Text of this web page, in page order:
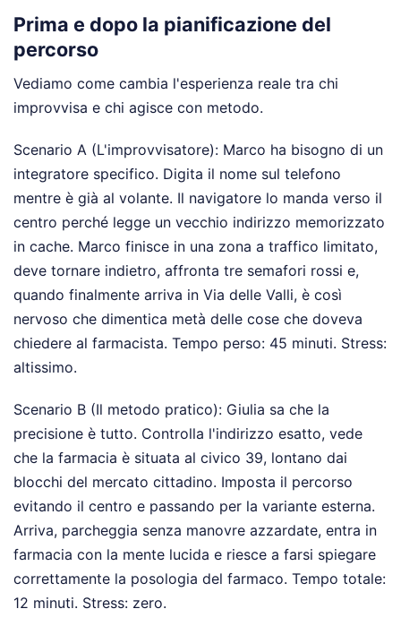
Prima e dopo la pianificazione del
percorso
Vediamo come cambia l'esperienza reale tra chi
improvvisa e chi agisce con metodo.
Scenario A (L'improvvisatore): Marco ha bisogno di un
integratore specifico. Digita il nome sul telefono
mentre è già al volante. Il navigatore lo manda verso il
centro perché legge un vecchio indirizzo memorizzato
in cache. Marco finisce in una zona a traffico limitato,
deve tornare indietro, affronta tre semafori rossi e,
quando finalmente arriva in Via delle Valli, è così
nervoso che dimentica metà delle cose che doveva
chiedere al farmacista. Tempo perso: 45 minuti. Stress:
altissimo.
Scenario B (Il metodo pratico): Giulia sa che la
precisione è tutto. Controlla l'indirizzo esatto, vede
che la farmacia è situata al civico 39, lontano dai
blocchi del mercato cittadino. Imposta il percorso
evitando il centro e passando per la variante esterna.
Arriva, parcheggia senza manovre azzardate, entra in
farmacia con la mente lucida e riesce a farsi spiegare
correttamente la posologia del farmaco. Tempo totale:
12 minuti. Stress: zero.